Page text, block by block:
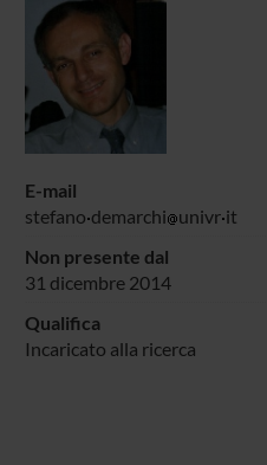
E-mail
stefano demarchi univr it
Non presente dal
31 dicembre 2014
Qualifica
Incaricato alla ricerca